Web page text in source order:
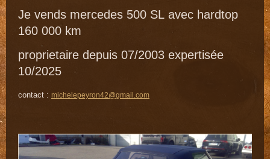
Je vends mercedes 500 SL avec hardtop
160 000 km
proprietaire depuis 07/2003 expertisée
10/2025
contact : michelepeyron42@gmail.com